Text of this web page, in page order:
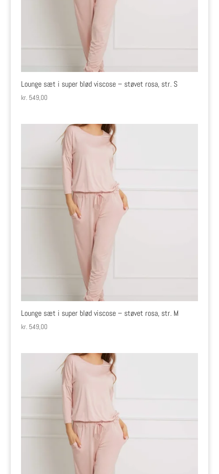
Lounge sæt i super blød viscose – støvet rosa, str. S
kr. 549,00
Lounge sæt i super blød viscose – støvet rosa, str. M
kr. 549,00